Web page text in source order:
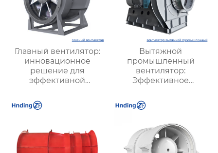
Главный вентилятор:
инновационное
решение для
эффективной
оптимизации работы
Вытяжной
промышленный
вентилятор:
Эффективное
надежной вентиляции